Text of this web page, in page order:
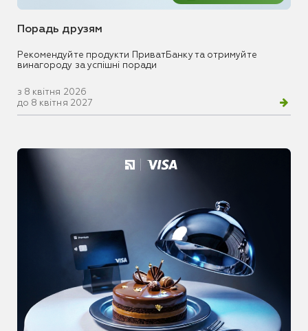
Порадь друзям
Рекомендуйте продукти ПриватБанку та отримуйте
винагороду за успішні поради
з 8 квітня 2026
до 8 квітня 2027